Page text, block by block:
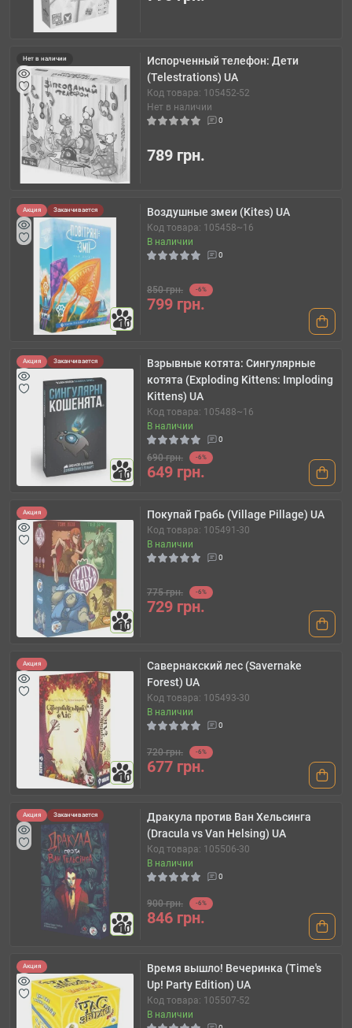
Нет в наличии
Испорченный телефон: Дети
(Telestrations) UA
Код товара: 105452-52
Нет в наличии
0
789 грн.
Акция Заканчивается
10
Воздушные змеи (Kites) UA
Код товара: 105458~16
В наличии
0
850 грн. -6%
799 грн.
Акция Заканчивается
10
Взрывные котята: Сингулярные
котята (Exploding Kittens: Imploding
Kittens) UA
Код товара: 105488~16
В наличии
0
690 грн. -6%
649 грн.
Акция
10
Покупай Грабь (Village Pillage) UA
Код товара: 105491-30
В наличии
0
775 грн. -6%
729 грн.
Акция
10
Савернакский лес (Savernake
Forest) UA
Код товара: 105493-30
В наличии
0
720 грн. -6%
677 грн.
Акция Заканчивается
10
Дракула против Ван Хельсинга
(Dracula vs Van Helsing) UA
Код товара: 105506-30
В наличии
0
900 грн. -6%
846 грн.
Акция
Время вышло! Вечеринка (Time's
Up! Party Edition) UA
Код товара: 105507-52
В наличии